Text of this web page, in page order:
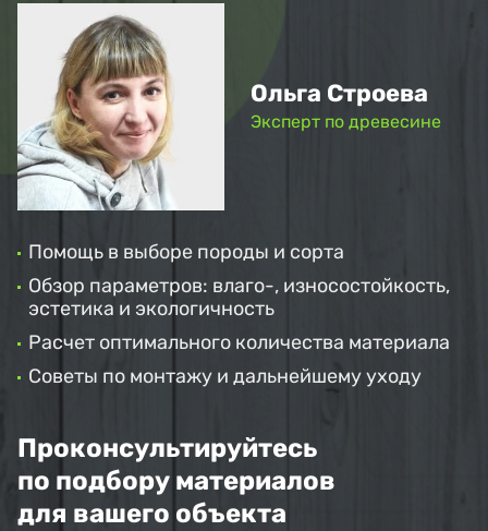
Ольга Строева
Эксперт по древесине
Помощь в выборе породы и сорта
Обзор параметров: влаго-, износостойкость,
эстетика и экологичность
Расчет оптимального количества материала
Советы по монтажу и дальнейшему уходу
Проконсультируйтесь
по подбору материалов
для вашего объекта